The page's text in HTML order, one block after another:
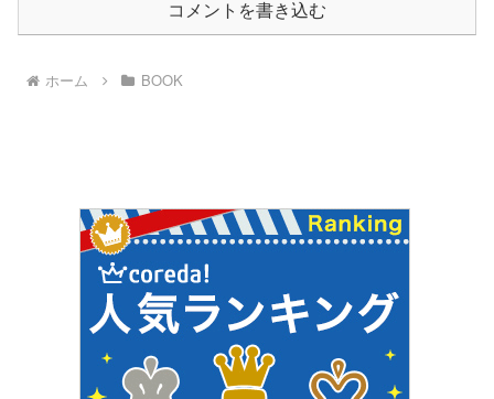
コメントを書き込む
ホーム BOOK